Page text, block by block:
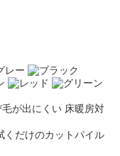
毛が出にくい 床暖房対
くだけのカットパイル